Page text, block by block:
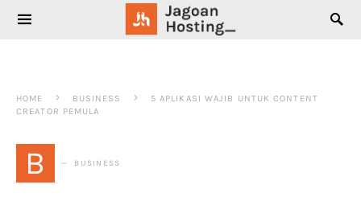
SEARCH FOR:
HOME BUSINESS
5 APLIKASI WAJIB UNTUK CONTENT
CREATOR PEMULA
B BUSINESS